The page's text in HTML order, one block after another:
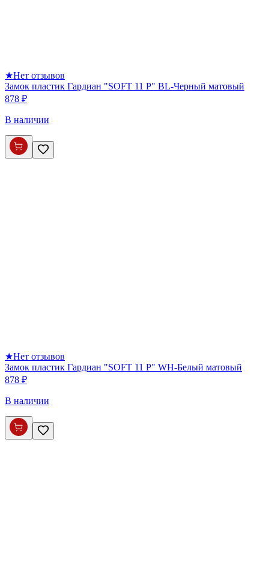
★Нет отзывов
Замок пластик Гардиан "SOFT 11 P" BL-Черный матовый
878 ₽
В наличии
★Нет отзывов
Замок пластик Гардиан "SOFT 11 P" WH-Белый матовый
878 ₽
В наличии